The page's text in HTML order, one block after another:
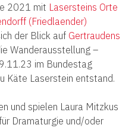
2021 mit Lasersteins Orte
(Friedlaender)
der Blick auf Gertraudens
Wanderausstellung –
im Bundestag
Käte Laserstein entstand.
und spielen Laura Mitzkus
Dramaturgie und/oder